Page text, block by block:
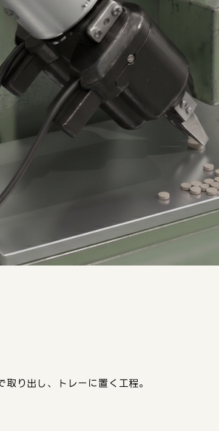
り出し、トレーに置く工程。